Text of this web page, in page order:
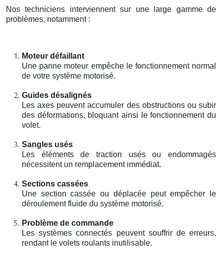
Nos techniciens interviennent sur une large gamme de
problèmes, notamment :
Moteur défaillant
Une panne moteur empêche le fonctionnement normal
de votre système motorisé.
Guides désalignés
Les axes peuvent accumuler des obstructions ou subir
des déformations, bloquant ainsi le fonctionnement du
volet.
Sangles usés
Les éléments de traction usés ou endommagés
nécessitent un remplacement immédiat.
Sections cassées
Une section cassée ou déplacée peut empêcher le
déroulement fluide du système motorisé.
Problème de commande
Les systèmes connectés peuvent souffrir de erreurs,
rendant le volets roulants inutilisable.